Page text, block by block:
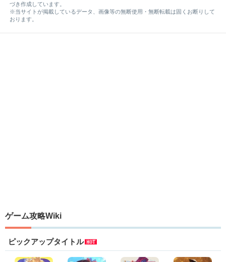
づき作成しています。
※当サイトが掲載しているデータ、画像等の無断使用・無断転載は固くお断りして
おります。
ゲーム攻略Wiki
ピックアップタイトル